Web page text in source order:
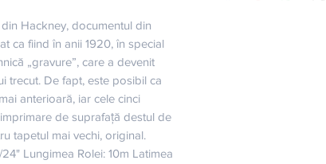
Hackney, documentul din
ca fiind în anii 1920, în special
„gravure”, care a devenit
trecut. De fapt, este posibil ca
anterioară, iar cele cinci
de suprafață destul de
tapetul mai vechi, original.
Lungimea Rolei: 10m Latimea